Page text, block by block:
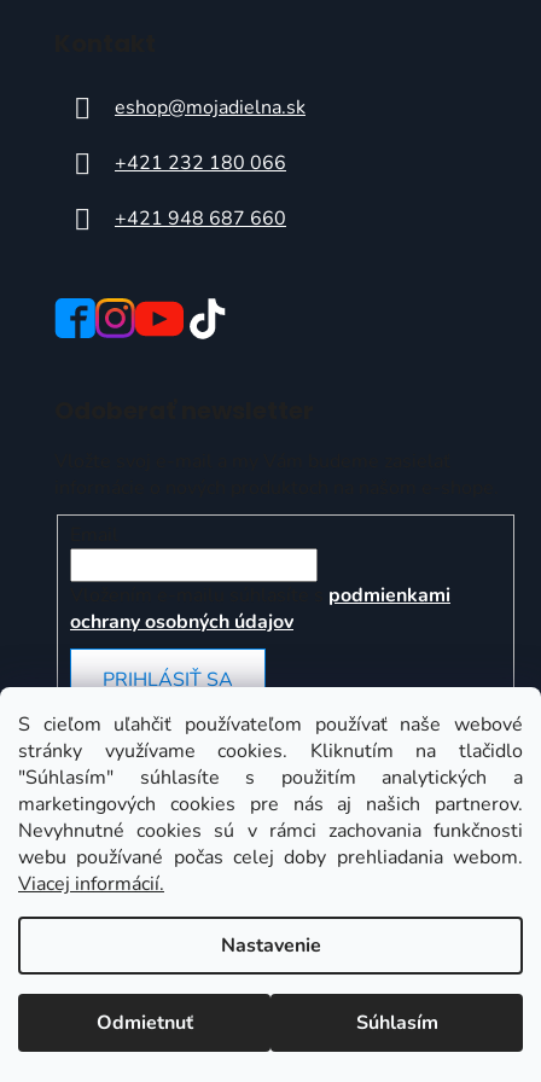
S cieľom uľahčiť používateľom používať naše webové
stránky využívame cookies. Kliknutím na tlačidlo
"Súhlasím" súhlasíte s použitím analytických a
marketingových cookies pre nás aj našich partnerov.
Nevyhnutné cookies sú v rámci zachovania funkčnosti
webu používané počas celej doby prehliadania webom.
Viacej informácií.
Nastavenie
Odmietnuť Súhlasím
eshop@mojadielna.sk
+421 232 180 066
+421 948 687 660
podmienkami
ochrany osobných údajov
PRIHLÁSIŤ SA
Instagram